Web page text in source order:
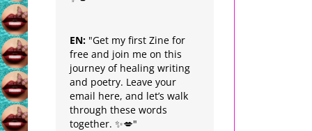
EN: "Get my first Zine for
free and join me on this
journey of healing writing
and poetry. Leave your
email here, and let’s walk
through these words
together. ✨💋"